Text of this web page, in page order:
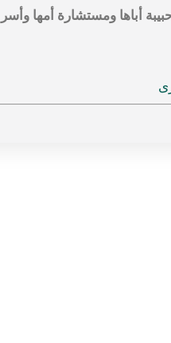
أباها ومستشارة أمها